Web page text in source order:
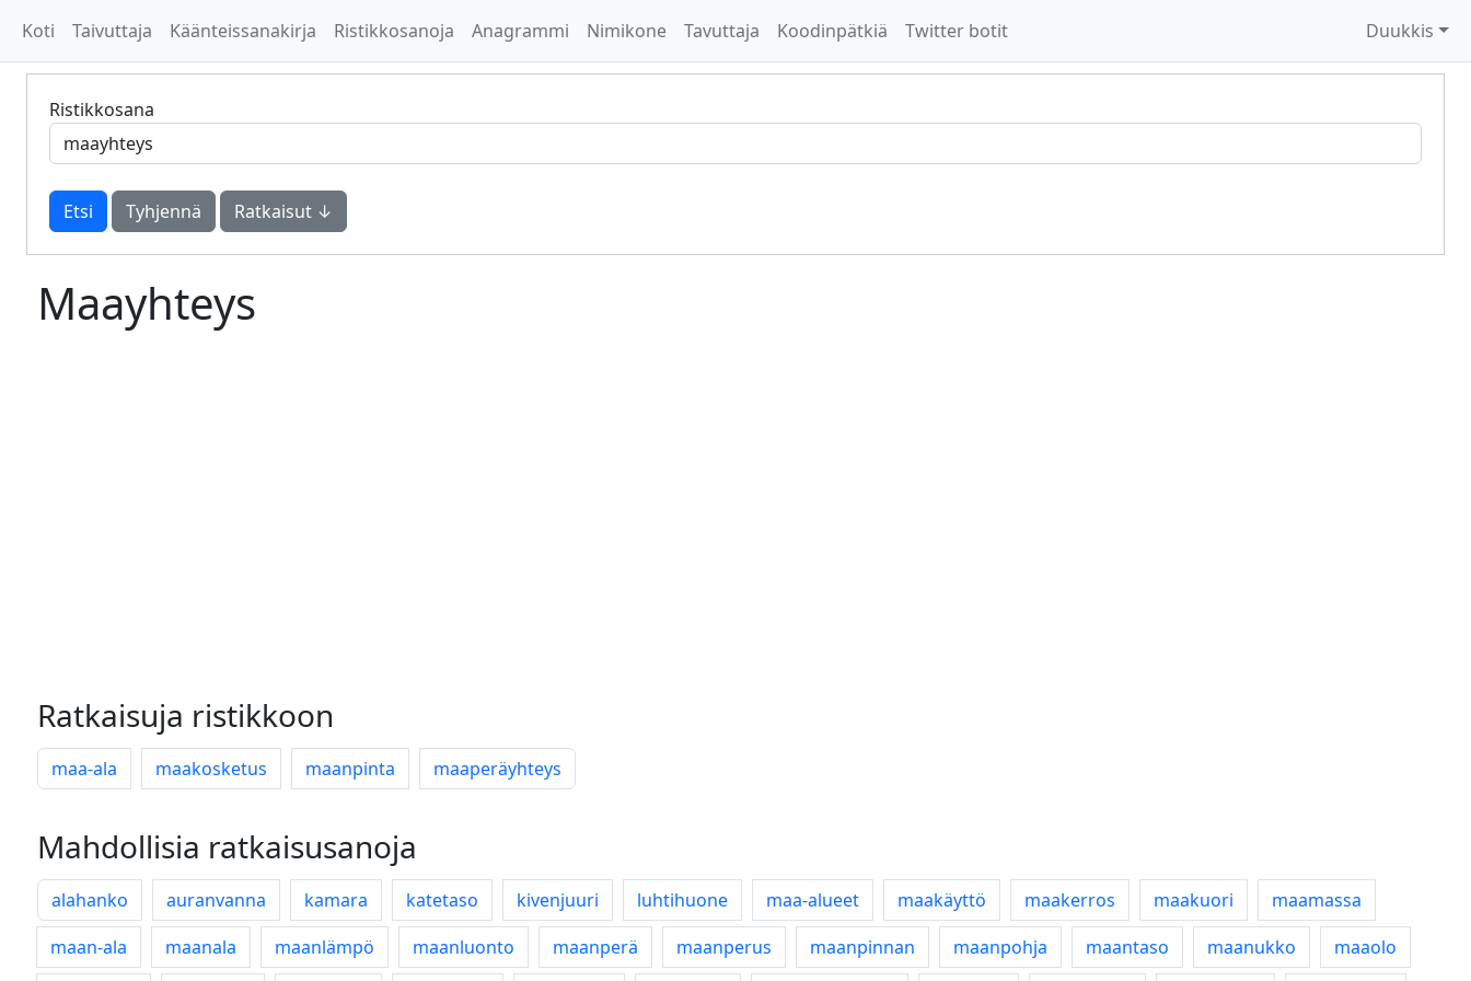
Koti Taivuttaja Käänteissanakirja Ristikkosanoja Anagrammi Nimikone Tavuttaja Koodinpätkiä Twitter botit Duukkis
Ristikkosana
Tyhjennä Ratkaisut ↓
Maayhteys
Ratkaisuja ristikkoon
maa-ala maakosketus maanpinta maaperäyhteys
Mahdollisia ratkaisusanoja
alahanko auranvanna kamara katetaso kivenjuuri luhtihuone maa-alueet maakäyttö maakerros maakuori
maamassa
maan-ala
maanala maanlämpö maanluonto maanperä maanperus maanpinnan maanpohja maantaso maanukko maaolo